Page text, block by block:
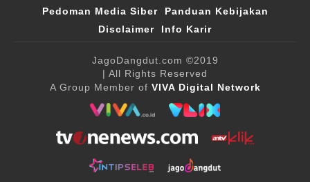
Pedoman Media Siber
Panduan Kebijakan
Disclaimer
Info Karir
JagoDangdut.com ©2019
| All Rights Reserved
A Group Member of VIVA Digital Network